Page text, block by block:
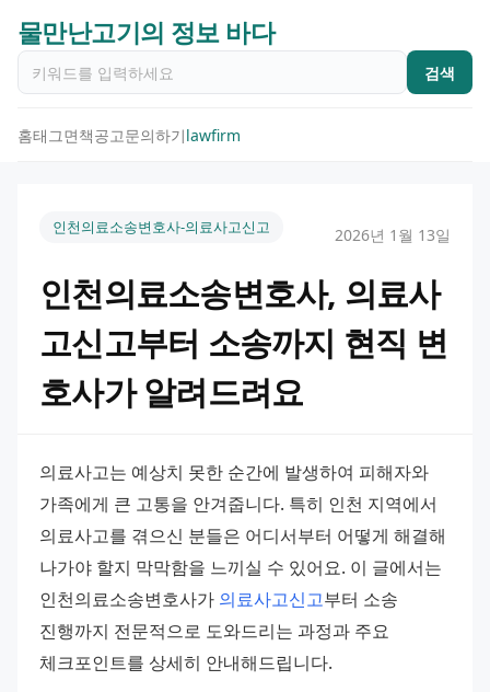
물만난고기의 정보 바다
검색
홈태그면책공고문의하기lawfirm
인천의료소송변호사-의료사고신고 2026년 1월 13일
인천의료소송변호사, 의료사
고신고부터 소송까지 현직 변
호사가 알려드려요
의료사고는 예상치 못한 순간에 발생하여 피해자와
가족에게 큰 고통을 안겨줍니다. 특히 인천 지역에서
의료사고를 겪으신 분들은 어디서부터 어떻게 해결해
나가야 할지 막막함을 느끼실 수 있어요. 이 글에서는
인천의료소송변호사가 의료사고신고부터 소송
진행까지 전문적으로 도와드리는 과정과 주요
체크포인트를 상세히 안내해드립니다.